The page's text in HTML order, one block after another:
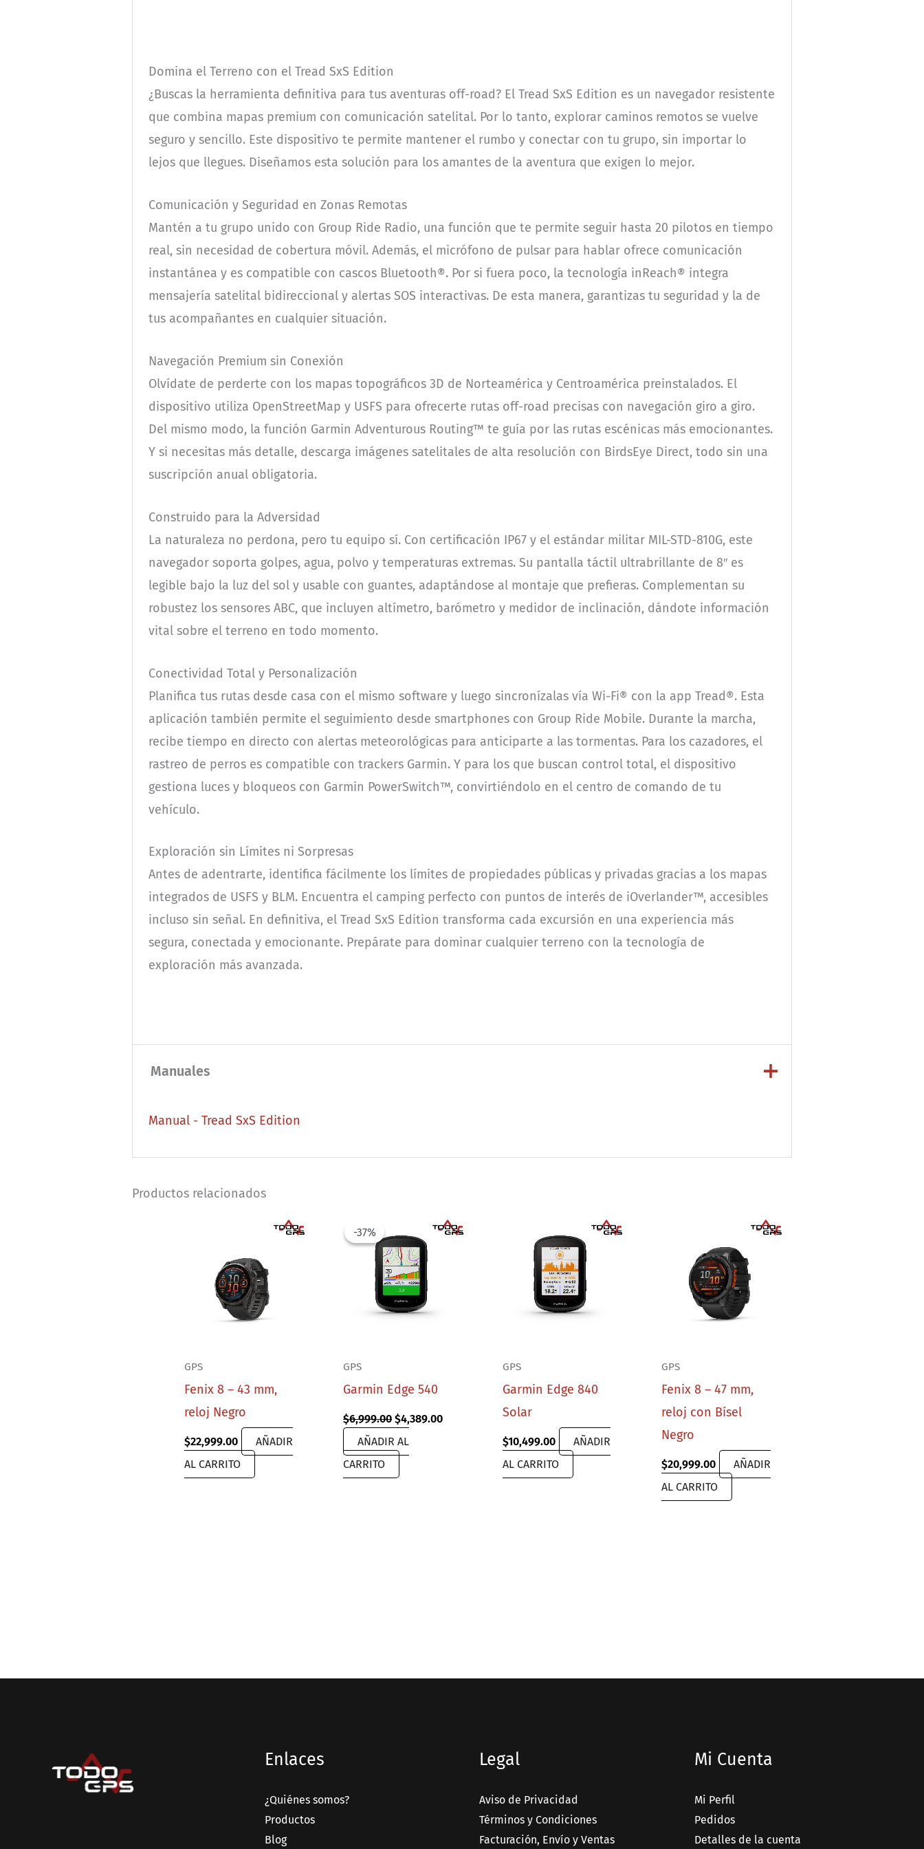
Domina el Terreno con el Tread SxS Edition
¿Buscas la herramienta definitiva para tus aventuras off-road? El Tread SxS Edition es un navegador resistente
que combina mapas premium con comunicación satelital. Por lo tanto, explorar caminos remotos se vuelve
seguro y sencillo. Este dispositivo te permite mantener el rumbo y conectar con tu grupo, sin importar lo
lejos que llegues. Diseñamos esta solución para los amantes de la aventura que exigen lo mejor.
Comunicación y Seguridad en Zonas Remotas
Mantén a tu grupo unido con Group Ride Radio, una función que te permite seguir hasta 20 pilotos en tiempo
real, sin necesidad de cobertura móvil. Además, el micrófono de pulsar para hablar ofrece comunicación
instantánea y es compatible con cascos Bluetooth®. Por si fuera poco, la tecnología inReach® integra
mensajería satelital bidireccional y alertas SOS interactivas. De esta manera, garantizas tu seguridad y la de
tus acompañantes en cualquier situación.
Navegación Premium sin Conexión
Olvídate de perderte con los mapas topográficos 3D de Norteamérica y Centroamérica preinstalados. El
dispositivo utiliza OpenStreetMap y USFS para ofrecerte rutas off-road precisas con navegación giro a giro.
Del mismo modo, la función Garmin Adventurous Routing™ te guía por las rutas escénicas más emocionantes.
Y si necesitas más detalle, descarga imágenes satelitales de alta resolución con BirdsEye Direct, todo sin una
suscripción anual obligatoria.
Construido para la Adversidad
La naturaleza no perdona, pero tu equipo sí. Con certificación IP67 y el estándar militar MIL-STD-810G, este
navegador soporta golpes, agua, polvo y temperaturas extremas. Su pantalla táctil ultrabrillante de 8″ es
legible bajo la luz del sol y usable con guantes, adaptándose al montaje que prefieras. Complementan su
robustez los sensores ABC, que incluyen altímetro, barómetro y medidor de inclinación, dándote información
vital sobre el terreno en todo momento.
Conectividad Total y Personalización
Planifica tus rutas desde casa con el mismo software y luego sincronízalas vía Wi-Fi® con la app Tread®. Esta
aplicación también permite el seguimiento desde smartphones con Group Ride Mobile. Durante la marcha,
recibe tiempo en directo con alertas meteorológicas para anticiparte a las tormentas. Para los cazadores, el
rastreo de perros es compatible con trackers Garmin. Y para los que buscan control total, el dispositivo
gestiona luces y bloqueos con Garmin PowerSwitch™, convirtiéndolo en el centro de comando de tu
vehículo.
Exploración sin Límites ni Sorpresas
Antes de adentrarte, identifica fácilmente los límites de propiedades públicas y privadas gracias a los mapas
integrados de USFS y BLM. Encuentra el camping perfecto con puntos de interés de iOverlander™, accesibles
incluso sin señal. En definitiva, el Tread SxS Edition transforma cada excursión en una experiencia más
segura, conectada y emocionante. Prepárate para dominar cualquier terreno con la tecnología de
exploración más avanzada.
Manuales
Manual - Tread SxS Edition
Productos relacionados
GPS
Fenix 8 – 43 mm,
reloj Negro
$22,999.00
AÑADIR
AL CARRITO
-37%
-37%
GPS
Garmin Edge 540
$6,999.00 Original
price
was:
$6,999.00.
$4,389.00Current
AÑADIR AL
CARRITO
GPS
Garmin Edge 840
Solar
$10,499.00
AÑADIR
AL CARRITO
GPS
Fenix 8 – 47 mm,
reloj con Bísel
Negro
$20,999.00
AÑADIR
AL CARRITO
Enlaces
¿Quiénes somos?
Productos
Blog
Legal
Aviso de Privacidad
Términos y Condiciones
Facturación, Envío y Ventas
Mi Cuenta
Mi Perfil
Pedidos
Detalles de la cuenta